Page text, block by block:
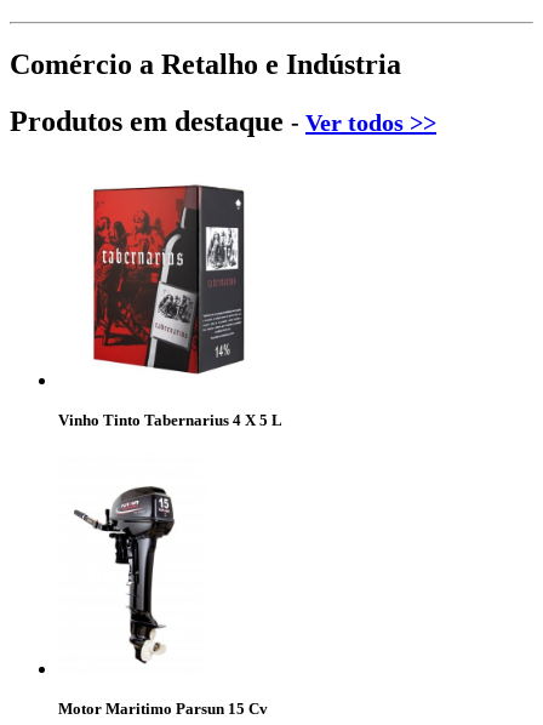
Comércio a Retalho e Indústria
Produtos em destaque - Ver todos >>
Vinho Tinto Tabernarius 4 X 5 L
Motor Maritimo Parsun 15 Cv